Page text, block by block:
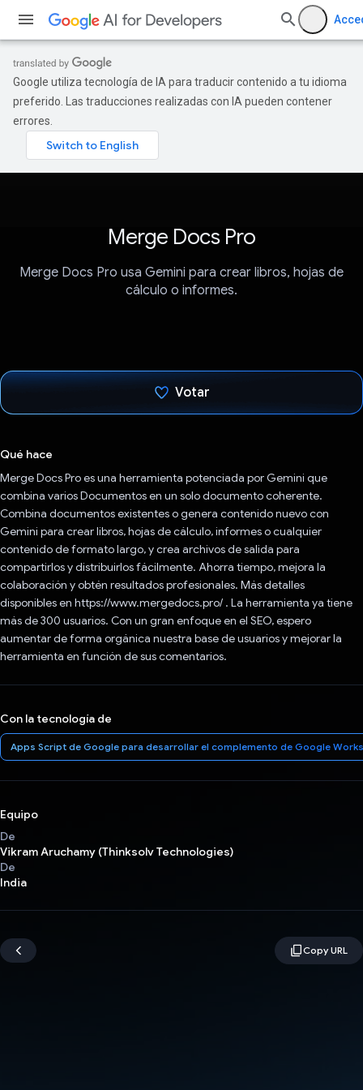
Google utiliza tecnología de IA para traducir contenido a tu idioma
preferido. Las traducciones realizadas con IA pueden contener
errores.
Merge Docs Pro
Merge Docs Pro usa Gemini para crear libros, hojas de
cálculo o informes.
Votar
Qué hace
Merge Docs Pro es una herramienta potenciada por Gemini que
combina varios Documentos en un solo documento coherente.
Combina documentos existentes o genera contenido nuevo con
Gemini para crear libros, hojas de cálculo, informes o cualquier
contenido de formato largo, y crea archivos de salida para
compartirlos y distribuirlos fácilmente. Ahorra tiempo, mejora la
colaboración y obtén resultados profesionales. Más detalles
disponibles en https://www.mergedocs.pro/ . La herramienta ya tiene
más de 300 usuarios. Con un gran enfoque en el SEO, espero
aumentar de forma orgánica nuestra base de usuarios y mejorar la
herramienta en función de sus comentarios.
Con la tecnología de
Apps Script de Google para desarrollar el complemento de Google
Equipo
De
Vikram Aruchamy (Thinksolv Technologies)
De
India